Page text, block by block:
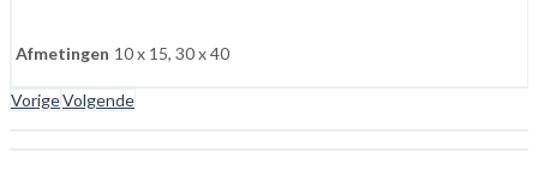
Afmetingen 10 x 15, 30 x 40
VorigeVolgende